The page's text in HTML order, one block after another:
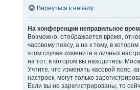
Вернуться к началу
На конференции неправильное
Возможно, отображается время,
часовому поясу, а не к тому, в
этом случае измените в личных
на тот, в котором вы находитесь:
Учтите, что изменять часовой пояс,
настроек, могут только
Если вы не зарегистрированы, то